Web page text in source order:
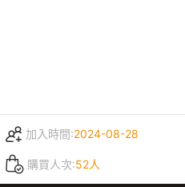
加入時間:2024-08-28
購買人次:52人